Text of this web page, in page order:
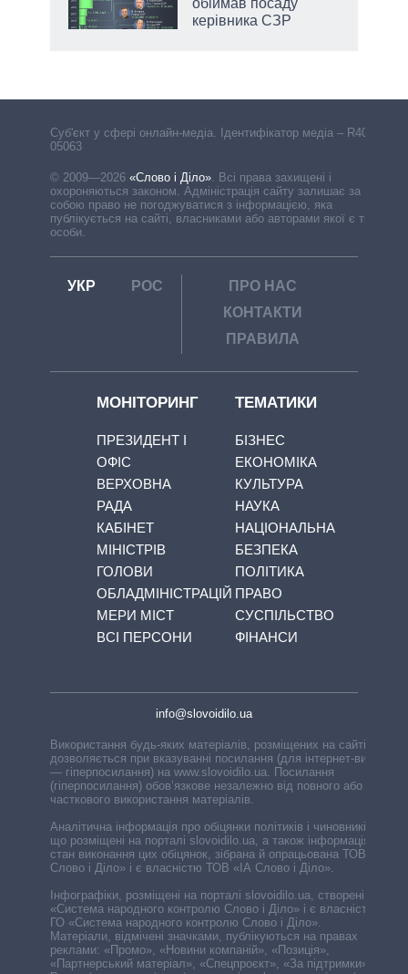
керівника СЗР
Cуб'єкт у сфері онлайн-медіа. Ідентифікатор медіа – R40-
05063
© 2009—2026 «Слово і Діло»
Всі права захищені і
охороняються законом. Адміністрація сайту залишає за
собою право не погоджуватися з інформацією, яка
публікується на сайті, власниками або авторами якої є треті
особи.
УКР РОС
ПРО НАС
КОНТАКТИ
ПРАВИЛА
МОНІТОРИНГ
ПРЕЗИДЕНТ І
ОФІС
ВЕРХОВНА
РАДА
КАБІНЕТ
МІНІСТРІВ
ГОЛОВИ
ОБЛАДМІНІСТРАЦІЙ
МЕРИ МІСТ
ВСІ ПЕРСОНИ
ТЕМАТИКИ
БІЗНЕС
ЕКОНОМІКА
КУЛЬТУРА
НАУКА
НАЦІОНАЛЬНА
БЕЗПЕКА
ПОЛІТИКА
ПРАВО
СУСПІЛЬСТВО
ФІНАНСИ
info@slovoidilo.ua
Використання будь-яких матеріалів, розміщених на сайті,
дозволяється при вказуванні посилання (для інтернет-видань
— гіперпосилання) на www.slovoidilo.ua. Посилання
(гіперпосилання) обов’язкове незалежно від повного або
часткового використання матеріалів.
Аналітична інформація про обіцянки політиків і чиновників,
що розміщені на порталі slovoidilo.ua, а також інформація про
стан виконання цих обіцянок, зібрана й опрацьована ТОВ «ІА
Слово і Діло» і є власністю ТОВ «ІА Слово і Діло».
Інфографіки, розміщені на порталі slovoidilo.ua, створені ГО
«Система народного контролю Слово і Діло» і є власністю
ГО «Система народного контролю Слово і Діло».
Матеріали, відмічені значками, публікуються на правах
реклами: «Промо», «Новини компаній», «Позиція»,
«Партнерський матеріал», «Спецпроєкт», «За підтримки».